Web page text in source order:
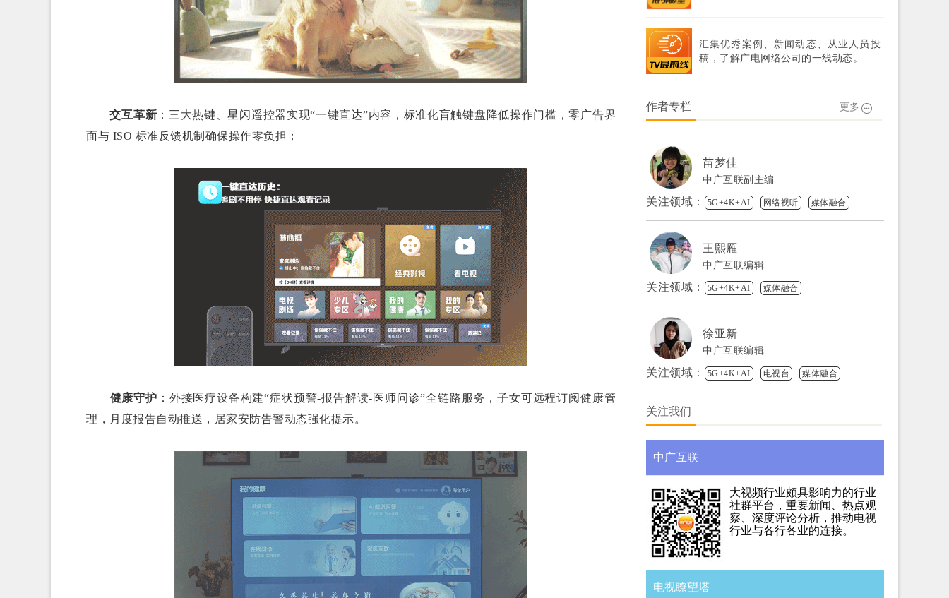
交互革新 ：三大热键、星闪遥控器实现“一键直达”内容，标准化盲触键盘降低操作门槛，零广告界
面与 ISO 标准反馈机制确保操作零负担；
健康守护 ：外接医疗设备构建“症状预警-报告解读-医师问诊”全链路服务，子女可远程订阅健康管
理，月度报告自动推送，居家安防告警动态强化提示。
汇集优秀案例、新闻动态、从业人员投
稿，了解广电网络公司的一线动态。
作者专栏 更多
苗梦佳
中广互联副主编
关注领域： 5G+4K+AI 网络视听 媒体融合
王熙雁
中广互联编辑
关注领域： 5G+4K+AI 媒体融合
徐亚新
中广互联编辑
关注领域： 5G+4K+AI 电视台 媒体融合
关注我们
中广互联
大视频行业颇具影响力的行业
社群平台，重要新闻、热点观
察、深度评论分析，推动电视
行业与各行各业的连接。
电视瞭望塔